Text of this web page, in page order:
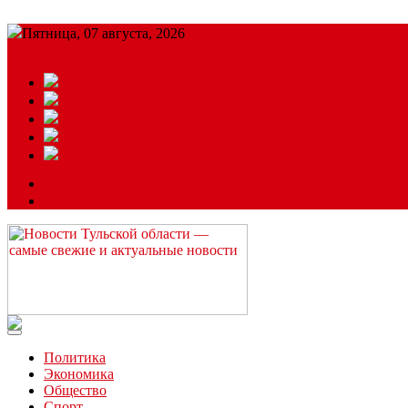
Пятница, 07 августа, 2026
Читайте последние новости дня в Тульской области на сайте
Политика
Экономика
Общество